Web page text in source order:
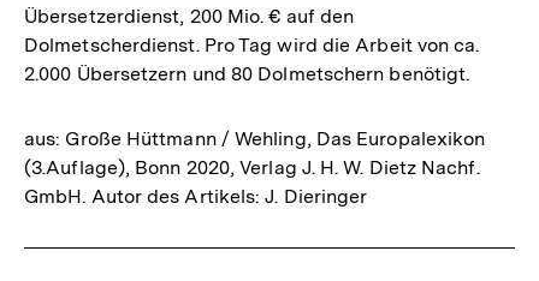
Übersetzerdienst, 200 Mio. € auf den
Dolmetscherdienst. Pro Tag wird die Arbeit von ca.
2.000 Übersetzern und 80 Dolmetschern benötigt.
aus: Große Hüttmann / Wehling, Das Europalexikon
(3.Auflage), Bonn 2020, Verlag J. H. W. Dietz Nachf.
GmbH. Autor des Artikels: J. Dieringer